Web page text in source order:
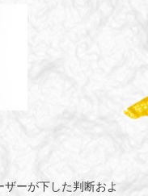
ーが下した判断およ